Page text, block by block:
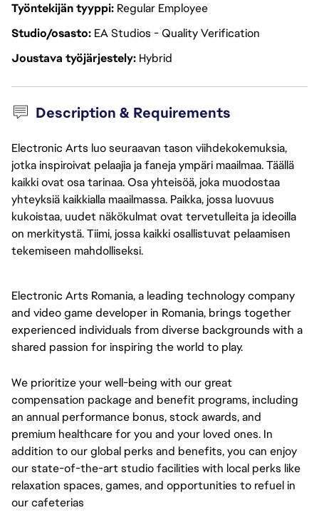
Työntekijän tyyppi Regular Employee
Studio/osasto EA Studios - Quality Verification
Joustava työjärjestely Hybrid
Description & Requirements
Electronic Arts luo seuraavan tason viihdekokemuksia,
jotka inspiroivat pelaajia ja faneja ympäri maailmaa. Täällä
kaikki ovat osa tarinaa. Osa yhteisöä, joka muodostaa
yhteyksiä kaikkialla maailmassa. Paikka, jossa luovuus
kukoistaa, uudet näkökulmat ovat tervetulleita ja ideoilla
on merkitystä. Tiimi, jossa kaikki osallistuvat pelaamisen
tekemiseen mahdolliseksi.
Electronic Arts Romania, a leading technology company
and video game developer in Romania, brings together
experienced individuals from diverse backgrounds with a
shared passion for inspiring the world to play.
We prioritize your well-being with our great
compensation package and benefit programs, including
an annual performance bonus, stock awards, and
premium healthcare for you and your loved ones. In
addition to our global perks and benefits, you can enjoy
our state-of-the-art studio facilities with local perks like
relaxation spaces, games, and opportunities to refuel in
our cafeterias